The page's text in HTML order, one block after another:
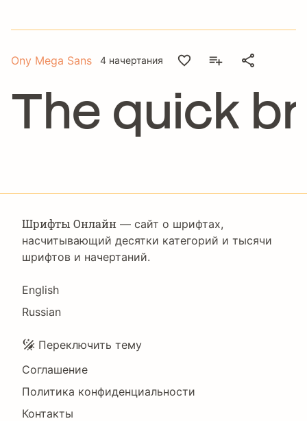
Ony Mega Sans 4 начертания
The quick
Шрифты Онлайн — сайт о шрифтах,
насчитывающий десятки категорий и тысячи
шрифтов и начертаний.
Language
English
Russian
Подвал
Переключить тему
Соглашение
Политика конфиденциальности
Контакты